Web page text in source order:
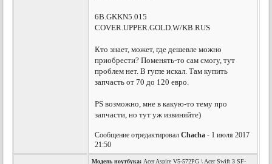
6B.GKKN5.015
COVER.UPPER.GOLD.W/KB.RUS
Кто знает, может, где дешевле можно
приобрести? Поменять-то сам смогу, тут
проблем нет. В гугле искал. Там купить
запчасть от 70 до 120 евро.
PS возможно, мне в какую-то тему про
запчасти, но тут уж извиняйте)
Сообщение отредактировалChacha - 1 июля 2017
21:50
Модель ноутбука: Acer Aspire V5-572PG \ Acer Swift 3 SF-